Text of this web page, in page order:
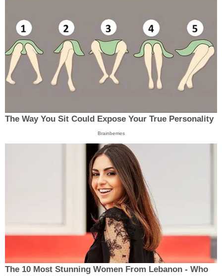
The Way You Sit Could Expose Your True Personality
Brainberries
The 10 Most Stunning Women From Lebanon - Who